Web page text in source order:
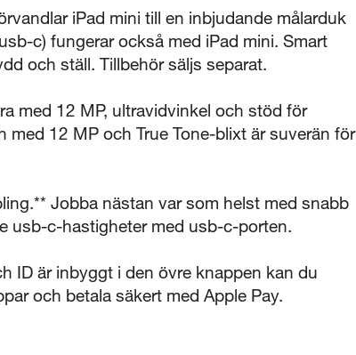
iPad mini till en inbjudande målarduk
c) fungerar också med iPad mini. Smart
och ställ. Tillbehör säljs separat.
med 12 MP, ultravidvinkel och stöd för
12 MP och True Tone-blixt är suverän för
Jobba nästan var som helst med snabb
usb-c-hastigheter med usb-c-porten.
ID är inbyggt i den övre knappen kan du
och betala säkert med Apple Pay.